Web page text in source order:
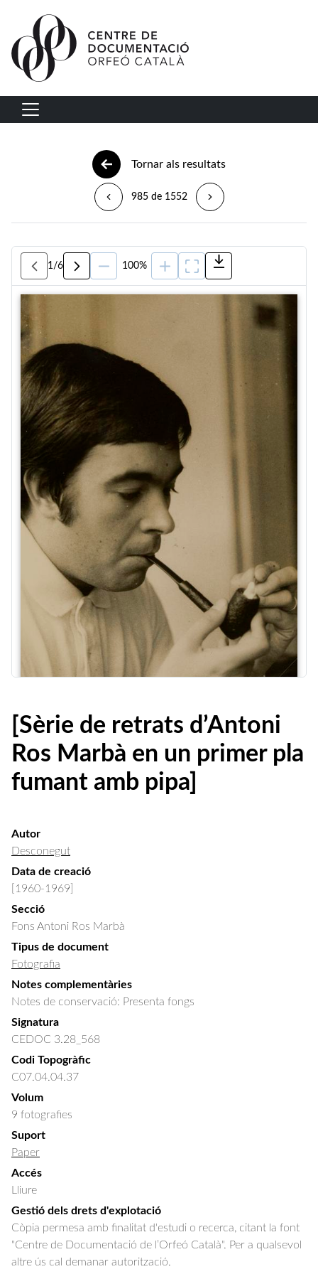
Vés al contingut
Navegació principal
Tornar als resultats
985 de 1552
1 /6 100%
[Sèrie de retrats d’Antoni
Ros Marbà en un primer pla
fumant amb pipa]
Autor
Desconegut
Data de creació
[1960-1969]
Secció
Fons Antoni Ros Marbà
Tipus de document
Fotografia
Notes complementàries
Notes de conservació: Presenta fongs
Signatura
CEDOC 3.28_568
Codi Topogràfic
C07.04.04.37
Volum
9 fotografies
Suport
Paper
Accés
Lliure
Gestió dels drets d'explotació
Còpia permesa amb finalitat d'estudi o recerca, citant la font
"Centre de Documentació de l’Orfeó Català". Per a qualsevol
altre ús cal demanar autorització.